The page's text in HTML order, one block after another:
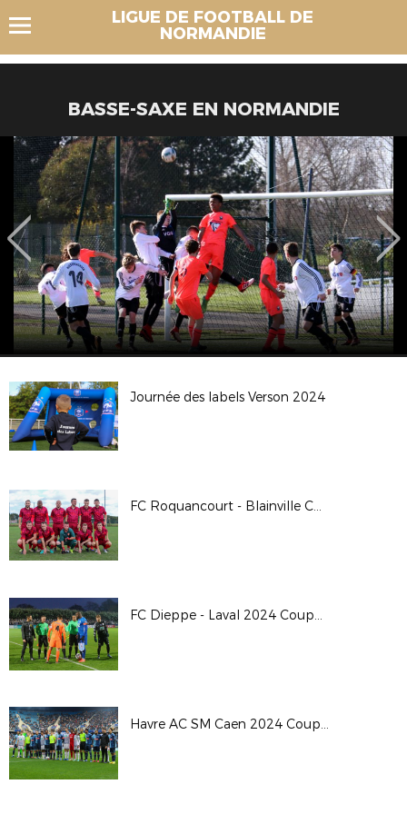
LIGUE DE FOOTBALL DE
NORMANDIE
BASSE-SAXE EN NORMANDIE
Journée des labels Verson 2024
FC Roquancourt - Blainville Coupe de France 24/25
FC Dieppe - Laval 2024 Coupe de France
Havre AC SM Caen 2024 Coupe de France